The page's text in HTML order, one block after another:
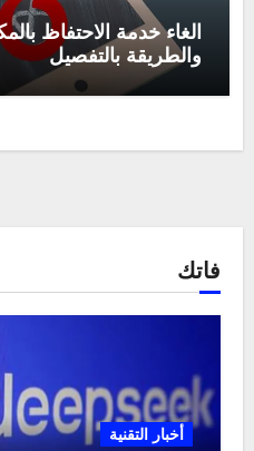
الغاء خدمة الاحتفاظ
والطريقة بالتفصيل
فاتك
أخبار التقنية